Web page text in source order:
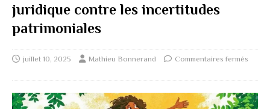
juridique contre les incertitudes
patrimoniales
juillet 10, 2025 Mathieu Bonnerand Commentaires fermés